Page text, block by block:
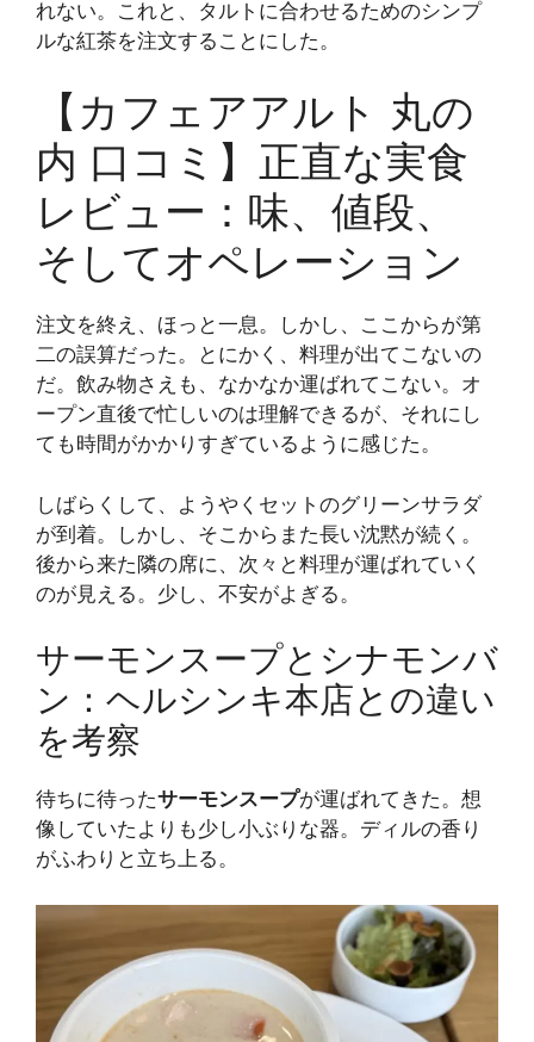
れない。これと、タルトに合わせるためのシンプ
ルな紅茶を注文することにした。
【カフェアアルト 丸の
内 口コミ】正直な実食
レビュー：味、値段、
そしてオペレーション
注文を終え、ほっと一息。しかし、ここからが第
二の誤算だった。とにかく、料理が出てこないの
だ。飲み物さえも、なかなか運ばれてこない。オ
ープン直後で忙しいのは理解できるが、それにし
ても時間がかかりすぎているように感じた。
しばらくして、ようやくセットのグリーンサラダ
が到着。しかし、そこからまた長い沈黙が続く。
後から来た隣の席に、次々と料理が運ばれていく
のが見える。少し、不安がよぎる。
サーモンスープとシナモンバ
ン：ヘルシンキ本店との違い
を考察
待ちに待ったサーモンスープが運ばれてきた。想
像していたよりも少し小ぶりな器。ディルの香り
がふわりと立ち上る。